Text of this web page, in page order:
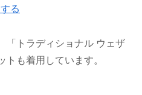
る
「トラディショナル ウェザ
トも着用しています。